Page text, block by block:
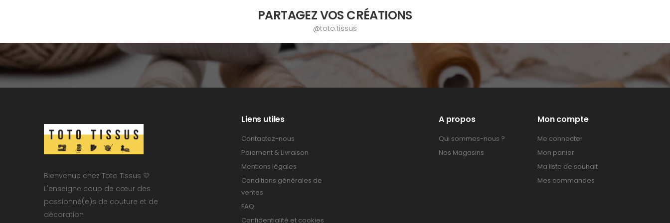
PARTAGEZ VOS CRÉATIONS
@toto.tissus
Bienvenue chez Toto Tissus 💛
L'enseigne coup de cœur des
passionné(e)s de couture et de
décoration
Liens utiles
Contactez-nous
Paiement & Livraison
Mentions légales
Conditions générales de
ventes
FAQ
Confidentialité et cookies
A propos
Qui sommes-nous ?
Nos Magasins
Mon compte
Me connecter
Mon panier
Ma liste de souhait
Mes commandes